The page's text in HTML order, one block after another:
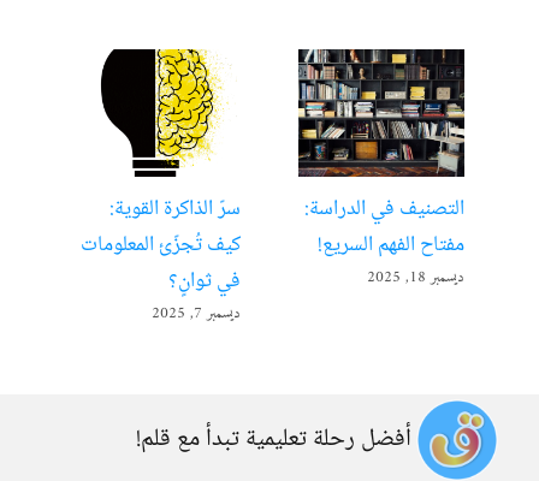
التصنيف في الدراسة:
مفتاح الفهم السريع!
ديسمبر 18, 2025
سرّ الذاكرة القوية:
كيف تُجزّئ المعلومات
في ثوانٍ؟
ديسمبر 7, 2025
أفضل رحلة تعليمية تبدأ مع قلم!